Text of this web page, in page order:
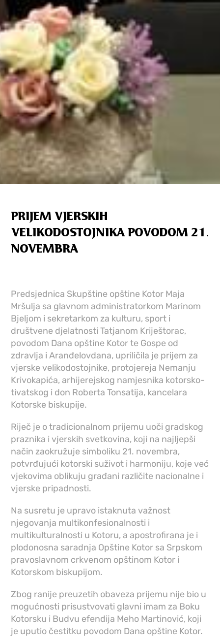
PRIJEM VJERSKIH
VELIKODOSTOJNIKA POVODOM 21.
NOVEMBRA
Predsjednica Skupštine opštine Kotor Maja
Mršulja sa glavnom administratorkom Marinom
Bjeljom i sekretarkom za kulturu, sport i
društvene djelatnosti Tatjanom Kriještorac,
povodom Dana opštine Kotor te Gospe od
zdravlja i Aranđelovdana, upriličila je prijem za
vjerske velikodostojnike, protojereja Nemanju
Krivokapića, arhijerejskog namjesnika kotorsko-
tivatskog i don Roberta Tonsatija, kancelara
Kotorske biskupije.
Riječ je o tradicionalnom prijemu uoči gradskog
praznika i vjerskih svetkovina, koji na najljepši
način zaokružuje simboliku 21. novembra,
potvrđujući kotorski suživot i harmoniju, koje već
vjekovima oblikuju građani različite nacionalne i
vjerske pripadnosti.
Na susretu je upravo istaknuta važnost
njegovanja multikonfesionalnosti i
multikulturalnosti u Kotoru, a apostrofirana je i
plodonosna saradnja Opštine Kotor sa Srpskom
pravoslavnom crkvenom opštinom Kotor i
Kotorskom biskupijom.
Zbog ranije preuzetih obaveza prijemu nije bio u
mogućnosti prisustvovati glavni imam za Boku
Kotorsku i Budvu efendija Meho Martinović, koji
je uputio čestitku povodom Dana opštine Kotor.